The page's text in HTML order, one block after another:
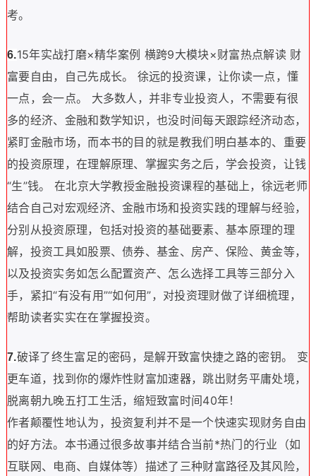
考。
6.15年实战打磨×精华案例 横跨9大模块×财富热点解读 财
富要自由，自己先成长。 徐远的投资课，让你读一点，懂
一点，会一点。 大多数人，并非专业投资人，不需要有很
多的经济、金融和数学知识，也没时间每天跟踪经济动态，
紧盯金融市场，而本书的目的就是教我们明白基本的、重要
的投资原理，在理解原理、掌握实务之后，学会投资，让钱
“生”钱。 在北京大学教授金融投资课程的基础上，徐远老师
结合自己对宏观经济、金融市场和投资实践的理解与经验，
分别从投资原理，包括对投资的基础要素、基本原理的理
解，投资工具如股票、债券、基金、房产、保险、黄金等，
以及投资实务如怎么配置资产、怎么选择工具等三部分入
手，紧扣“有没有用”“如何用”，对投资理财做了详细梳理，
帮助读者实实在在掌握投资。
7.破译了终生富足的密码，是解开致富快捷之路的密钥。 变
更车道，找到你的爆炸性财富加速器，跳出财务平庸处境，
脱离朝九晚五打工生活，缩短致富时间40年！
作者颠覆性地认为，投资复利并不是一个快速实现财务自由
的好方法。本书通过很多故事并结合当前*热门的行业（如
互联网、电商、自媒体等）描述了三种财富路径及其风险，